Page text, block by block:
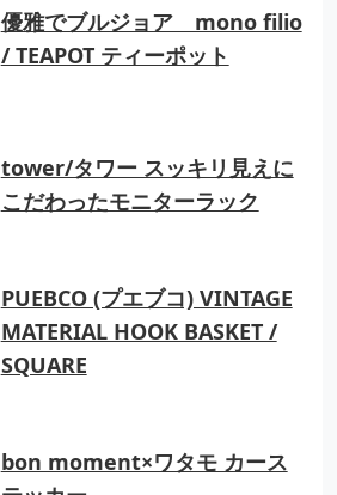
優雅でブルジョア mono filio
/ TEAPOT ティーポット
tower/タワー スッキリ見えに
こだわったモニターラック
PUEBCO (プエブコ) VINTAGE
MATERIAL HOOK BASKET /
SQUARE
bon moment×ワタモ カース